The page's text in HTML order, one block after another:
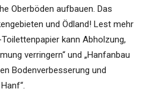
Oberböden aufbauen. Das
und Ödland! Lest mehr
kann Abholzung,
verringern“ und „Hanfanbau
Bodenverbesserung und